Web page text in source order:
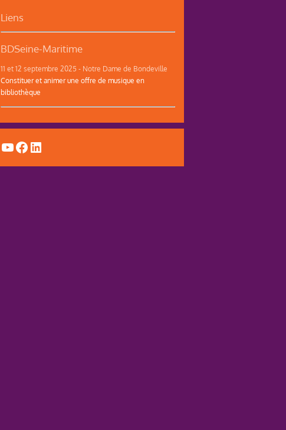
Liens
BDSeine-Maritime
11 et 12 septembre 2025 - Notre Dame de Bondeville
Constituer et animer une offre de musique en
bibliothèque
YouTube
Facebook
LinkedIn